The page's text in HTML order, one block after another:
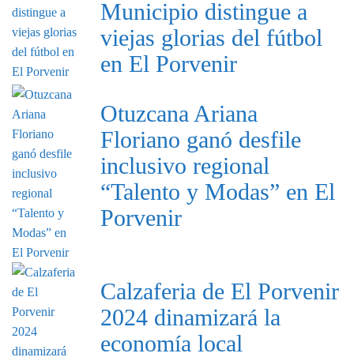
Municipio distingue a
viejas glorias del fútbol
en El Porvenir
Otuzcana Ariana
Floriano ganó desfile
inclusivo regional
“Talento y Modas” en El
Porvenir
Calzaferia de El Porvenir
2024 dinamizará la
economía local